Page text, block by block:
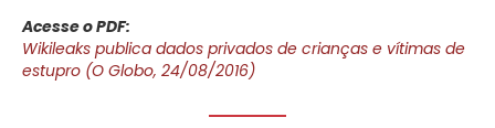
Acesse o PDF:
Wikileaks publica dados privados de crianças e vítimas de
estupro (O Globo, 24/08/2016)